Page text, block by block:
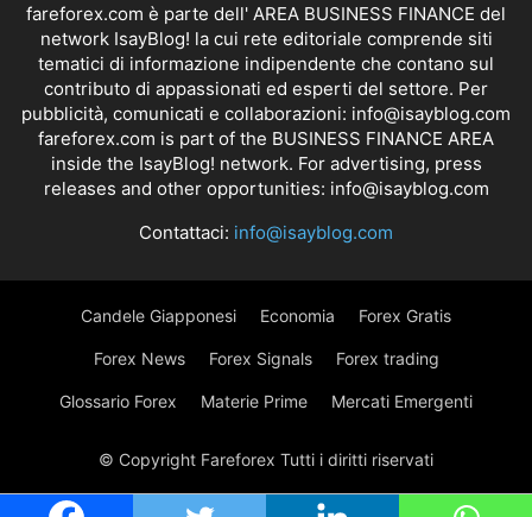
fareforex.com è parte dell' AREA BUSINESS FINANCE del
network IsayBlog! la cui rete editoriale comprende siti
tematici di informazione indipendente che contano sul
contributo di appassionati ed esperti del settore. Per
pubblicità, comunicati e collaborazioni: info@isayblog.com
fareforex.com is part of the BUSINESS FINANCE AREA
inside the IsayBlog! network. For advertising, press
releases and other opportunities: info@isayblog.com
Contattaci: info@isayblog.com
Candele Giapponesi Economia Forex Gratis
Forex News Forex Signals Forex trading
Glossario Forex Materie Prime Mercati Emergenti
© Copyright Fareforex Tutti i diritti riservati